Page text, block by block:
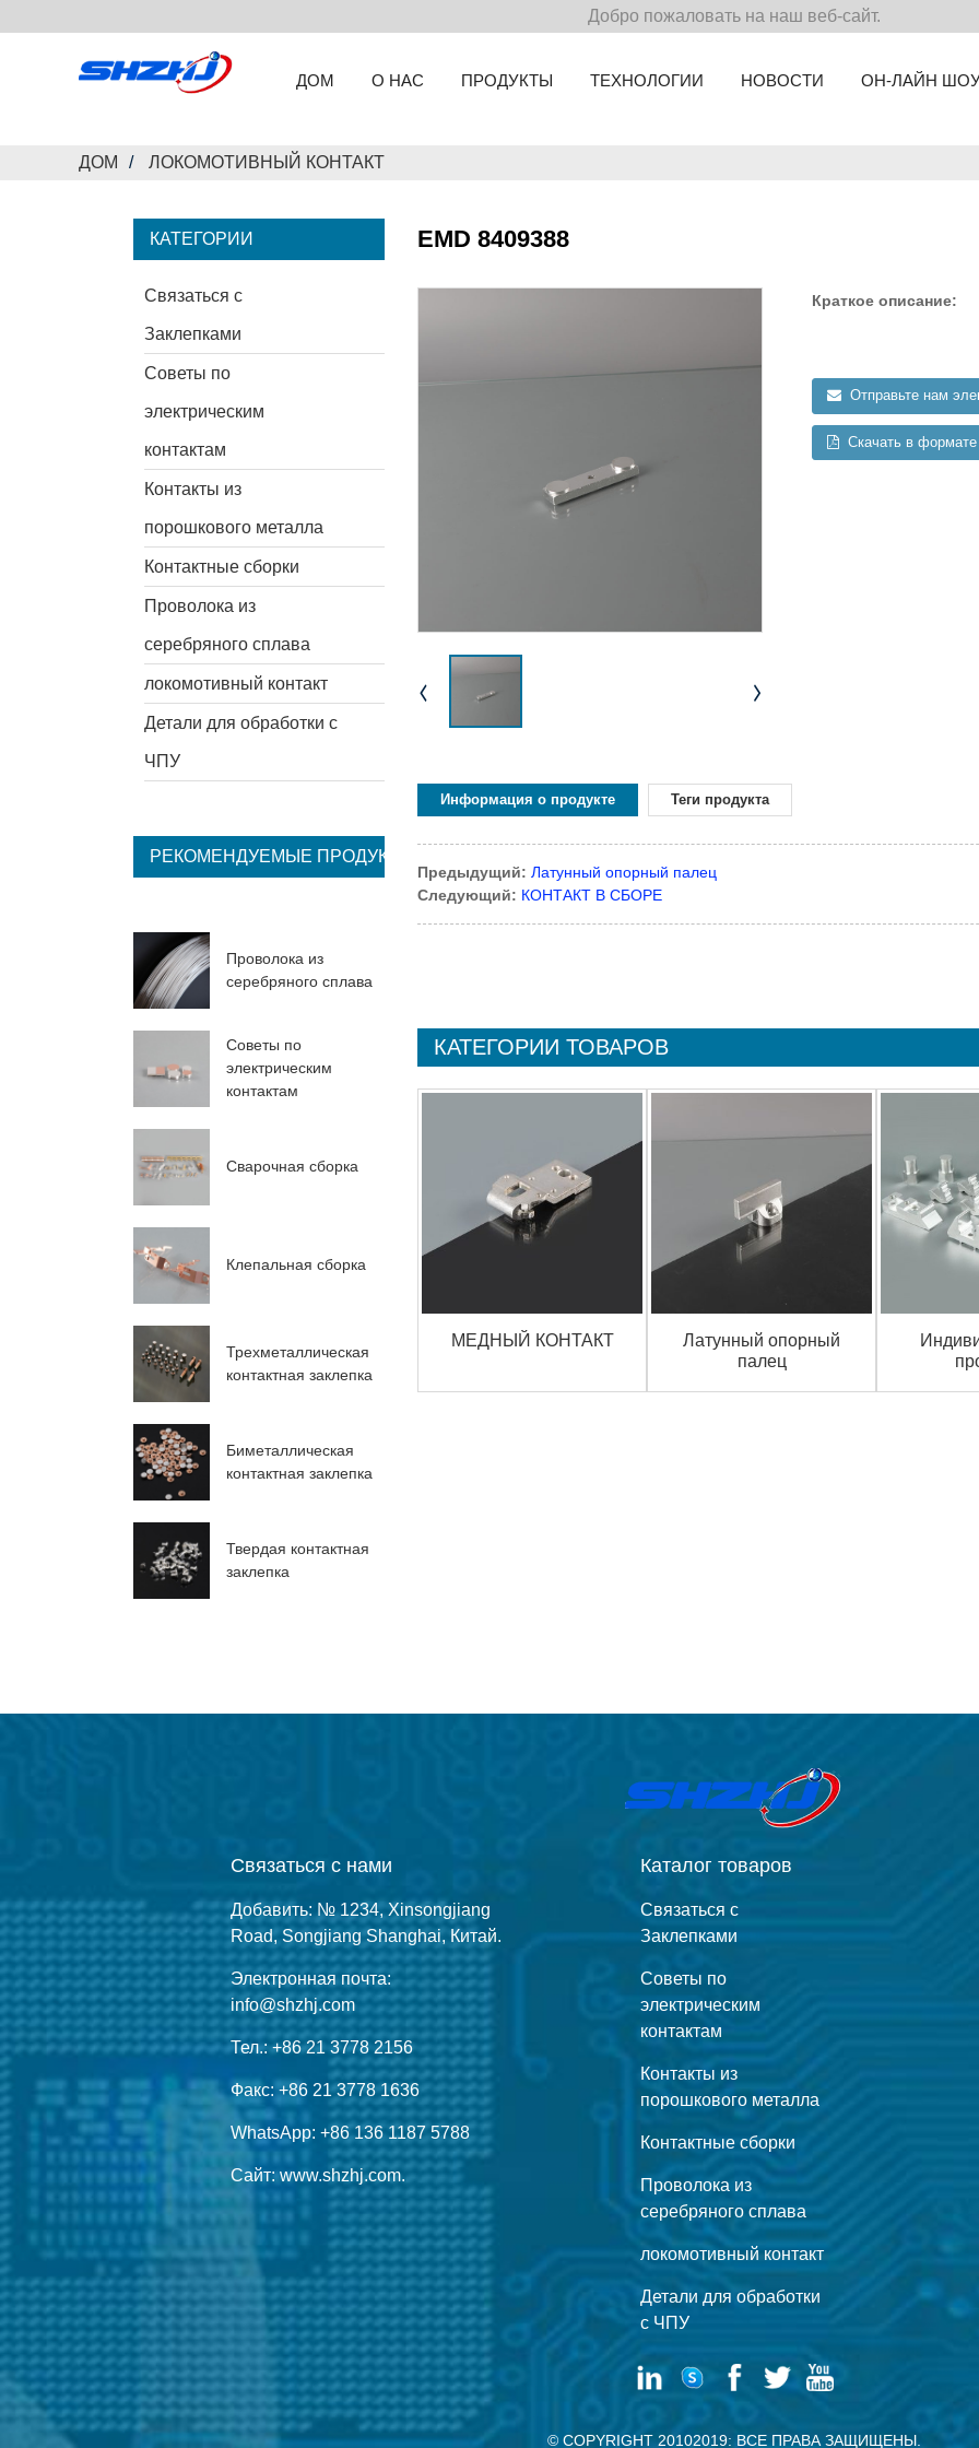
Добро пожаловать на наш веб-сайт.
ДОМ О НАС ПРОДУКТЫ ТЕХНОЛОГИИ НОВОСТИ ОН-ЛАЙН
ДОМ ЛОКОМОТИВНЫЙ КОНТАКТ
КАТЕГОРИИ
Связаться с
Заклепками
Советы по
электрическим
контактам
Контакты из
порошкового металла
Контактные сборки
Проволока из
серебряного сплава
локомотивный контакт
Детали для обработки с
ЧПУ
РЕКОМЕНДУЕМЫЕ ПРОДУКТЫ
Проволока из
серебряного сплава
Советы по
электрическим
контактам
Сварочная сборка
Клепальная сборка
Трехметаллическая
контактная заклепка
Биметаллическая
контактная заклепка
Твердая контактная
заклепка
EMD 8409388
Краткое описание:
Отправьте нам
Скачать в
Информация о продукте Теги продукта
Предыдущий: Латунный опорный палец
Следующий: КОНТАКТ В СБОРЕ
КАТЕГОРИИ ТОВАРОВ
МЕДНЫЙ КОНТАКТ
Латунный опорный
палец
Связаться с нами
Добавить: № 1234, Xinsongjiang
Road, Songjiang Shanghai, Китай.
Электронная почта:
info@shzhj.com
Тел.: +86 21 3778 2156
Факс: +86 21 3778 1636
WhatsApp: +86 136 1187 5788
Сайт: www.shzhj.com.
Каталог товаров
Связаться с
Заклепками
Советы по
электрическим
контактам
Контакты из
порошкового металла
Контактные сборки
Проволока из
серебряного сплава
локомотивный контакт
Детали для обработки
с ЧПУ
© COPYRIGHT 20102019: ВСЕ ПРАВА ЗАЩИЩЕНЫ.